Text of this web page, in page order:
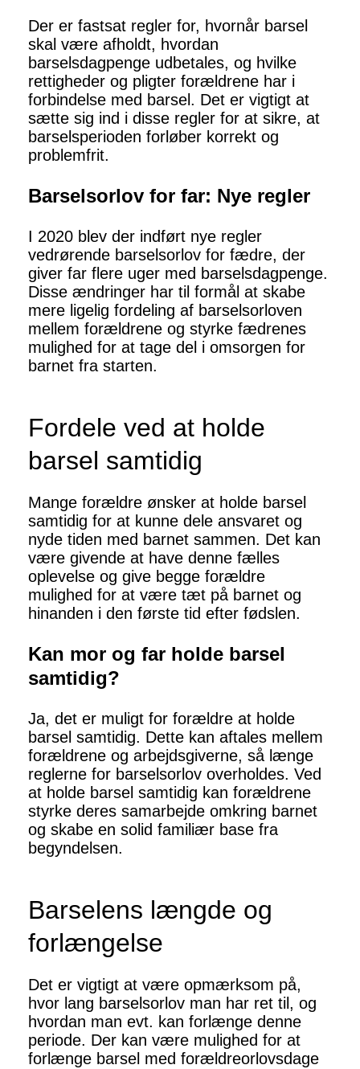
Der er fastsat regler for, hvornår barsel
skal være afholdt, hvordan
barselsdagpenge udbetales, og hvilke
rettigheder og pligter forældrene har i
forbindelse med barsel. Det er vigtigt at
sætte sig ind i disse regler for at sikre, at
barselsperioden forløber korrekt og
problemfrit.
Barselsorlov for far: Nye regler
I 2020 blev der indført nye regler
vedrørende barselsorlov for fædre, der
giver far flere uger med barselsdagpenge.
Disse ændringer har til formål at skabe
mere ligelig fordeling af barselsorloven
mellem forældrene og styrke fædrenes
mulighed for at tage del i omsorgen for
barnet fra starten.
Fordele ved at holde
barsel samtidig
Mange forældre ønsker at holde barsel
samtidig for at kunne dele ansvaret og
nyde tiden med barnet sammen. Det kan
være givende at have denne fælles
oplevelse og give begge forældre
mulighed for at være tæt på barnet og
hinanden i den første tid efter fødslen.
Kan mor og far holde barsel
samtidig?
Ja, det er muligt for forældre at holde
barsel samtidig. Dette kan aftales mellem
forældrene og arbejdsgiverne, så længe
reglerne for barselsorlov overholdes. Ved
at holde barsel samtidig kan forældrene
styrke deres samarbejde omkring barnet
og skabe en solid familiær base fra
begyndelsen.
Barselens længde og
forlængelse
Det er vigtigt at være opmærksom på,
hvor lang barselsorlov man har ret til, og
hvordan man evt. kan forlænge denne
periode. Der kan være mulighed for at
forlænge barsel med forældreorlovsdage